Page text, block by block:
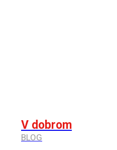
V dobrom
BLOG